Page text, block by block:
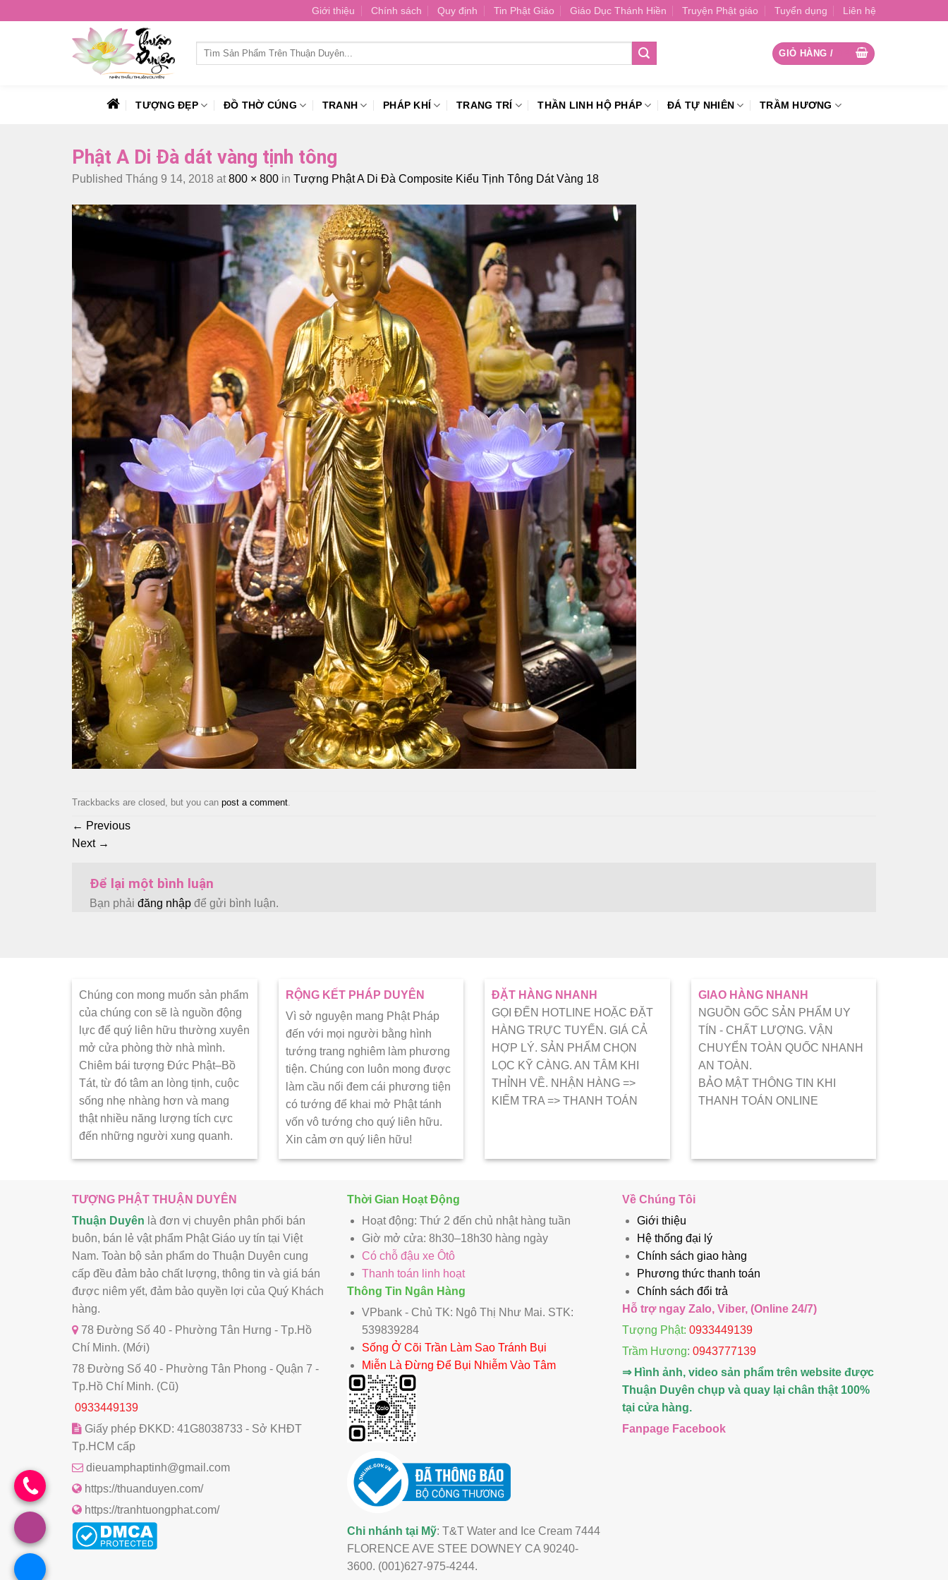
Giới thiệu Chính sách Quy định Tin Phật Giáo Giáo Dục Thánh Hiền Truyện Phật giáo Tuyển dụng Liên hệ
Tìm
GIỎ HÀNG /
TƯỢNG ĐẸP ĐỒ THỜ CÚNG TRANH PHÁP KHÍ TRANG TRÍ THẦN LINH HỘ PHÁP ĐÁ TỰ NHIÊN TRẦM HƯƠNG
Phật A Di Đà dát vàng tịnh tông
Published Tháng 9 14, 2018 at 800 × 800 in Tượng Phật A Di Đà Composite Kiểu Tịnh Tông Dát Vàng 18
Trackbacks are closed, but you can post a comment.
← Previous
Next →
Để lại một bình luận
Bạn phải đăng nhập để gửi bình luận.
Chúng con mong muốn sản phẩm
của chúng con sẽ là nguồn động
lực để quý liên hữu thường xuyên
mở cửa phòng thờ nhà mình.
Chiêm bái tượng Đức Phật–Bồ
Tát, từ đó tâm an lòng tịnh, cuộc
sống nhẹ nhàng hơn và mang
thật nhiều năng lượng tích cực
đến những người xung quanh.
RỘNG KẾT PHÁP DUYÊN
Vì sở nguyện mang Phật Pháp
đến với mọi người bằng hình
tướng trang nghiêm làm phương
tiện. Chúng con luôn mong được
làm cầu nối đem cái phương tiện
có tướng để khai mở Phật tánh
vốn vô tướng cho quý liên hữu.
Xin cảm ơn quý liên hữu!
ĐẶT HÀNG NHANH
GỌI ĐẾN HOTLINE HOẶC ĐẶT
HÀNG TRỰC TUYẾN. GIÁ CẢ
HỢP LÝ. SẢN PHẨM CHỌN
LỌC KỸ CÀNG. AN TÂM KHI
THỈNH VỀ. NHẬN HÀNG =>
KIẾM TRA => THANH TOÁN
GIAO HÀNG NHANH
NGUỒN GỐC SẢN PHẨM UY
TÍN - CHẤT LƯỢNG. VẬN
CHUYỂN TOÀN QUỐC NHANH
AN TOÀN.
BẢO MẬT THÔNG TIN KHI
THANH TOÁN ONLINE
TƯỢNG PHẬT THUẬN DUYÊN
Thuận Duyên là đơn vị chuyên phân phối bán
buôn, bán lẻ vật phẩm Phật Giáo uy tín tại Việt
Nam. Toàn bộ sản phẩm do Thuận Duyên cung
cấp đều đảm bảo chất lượng, thông tin và giá bán
được niêm yết, đảm bảo quyền lợi của Quý Khách
hàng.
78 Đường Số 40 - Phường Tân Hưng - Tp.Hồ
Chí Minh. (Mới)
78 Đường Số 40 - Phường Tân Phong - Quận 7 -
Tp.Hồ Chí Minh. (Cũ)
0933449139
Giấy phép ĐKKD: 41G8038733 - Sở KHĐT
Tp.HCM cấp
dieuamphaptinh@gmail.com
https://thuanduyen.com/
https://tranhtuongphat.com/
Thời Gian Hoạt Động
Hoạt động: Thứ 2 đến chủ nhật hàng tuần
Giờ mở cửa: 8h30–18h30 hàng ngày
Có chỗ đậu xe Ôtô
Thanh toán linh hoạt
Thông Tin Ngân Hàng
VPbank - Chủ TK: Ngô Thị Như Mai. STK:
539839284
Sống Ở Cõi Trần Làm Sao Tránh Bụi
Miễn Là Đừng Để Bụi Nhiễm Vào Tâm
Chi nhánh tại Mỹ: T&T Water and Ice Cream 7444
FLORENCE AVE STEE DOWNEY CA 90240-
3600. (001)627-975-4244.
Về Chúng Tôi
Giới thiệu
Hệ thống đại lý
Chính sách giao hàng
Phương thức thanh toán
Chính sách đổi trả
Hỗ trợ ngay Zalo, Viber, (Online 24/7)
Tượng Phật: 0933449139
Trầm Hương: 0943777139
⇒ Hình ảnh, video sản phẩm trên website được
Thuận Duyên chụp và quay lại chân thật 100%
tại cửa hàng.
Fanpage Facebook